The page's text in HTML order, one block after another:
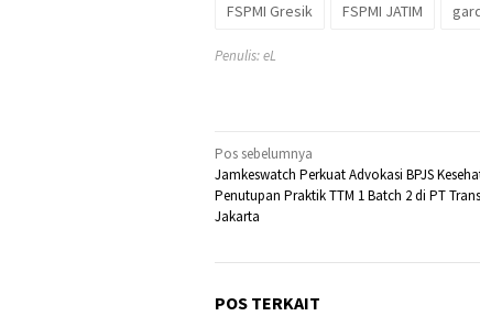
FSPMI Gresik FSPMI JATIM
Penulis: eL
Navigasi
pos
Pos sebelumnya
Jamkeswatch Perkuat Advokasi BPJS
Penutupan Praktik TTM 1 Batch 2 di PT
Jakarta
POS TERKAIT